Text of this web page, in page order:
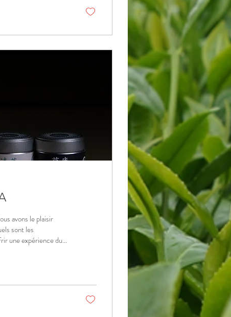
avons le plaisir
sont les
une expérience du